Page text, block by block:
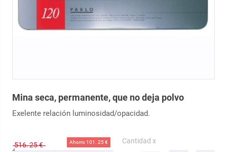
Mina seca, permanente, que no deja polvo
Exelente relación luminosidad/opacidad.
516.25 € Ahorro 101. 25 € Cantidad x